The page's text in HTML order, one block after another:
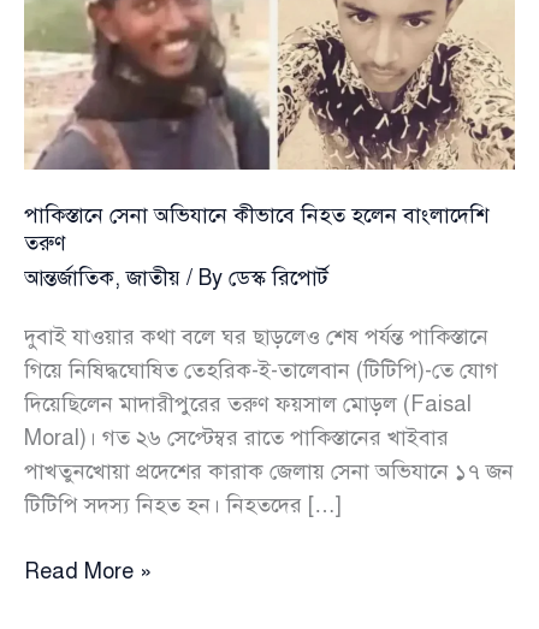
পাকিস্তানে সেনা অভিযানে কীভাবে নিহত হলেন বাংলাদেশি
তরুণ
আন্তর্জাতিক,জাতীয় / By ডেস্ক রিপোর্ট
দুবাই যাওয়ার কথা বলে ঘর ছাড়লেও শেষ পর্যন্ত পাকিস্তানে
গিয়ে নিষিদ্ধঘোষিত তেহরিক-ই-তালেবান (টিটিপি)-তে যোগ
দিয়েছিলেন মাদারীপুরের তরুণ ফয়সাল মোড়ল (Faisal
Moral)। গত ২৬ সেপ্টেম্বর রাতে পাকিস্তানের খাইবার
পাখতুনখোয়া প্রদেশের কারাক জেলায় সেনা অভিযানে ১৭ জন
টিটিপি সদস্য নিহত হন। নিহতদের […]
পাকিস্তানে
Read More »